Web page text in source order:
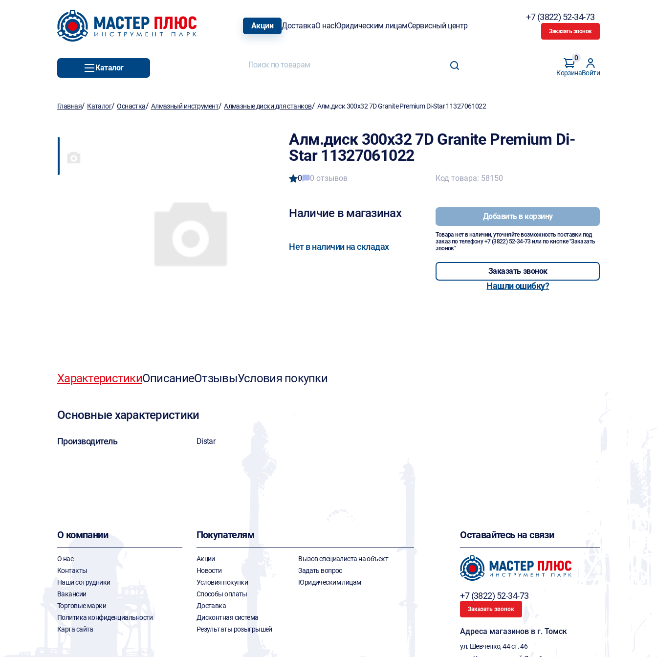
Акции ДоставкаО насЮридическим лицамСервисный центр
+7 (3822) 52-34-73
Заказать звонок
Каталог
Корзина
0
Войти
Главная/ Каталог/Оснастка/ Алмазный инструмент/Алмазные диски для станков/ Алм.диск 300х32 7D Granite Premium Di-Star 11327061022
Алм.диск 300х32 7D Granite Premium Di-
Star 11327061022
0 0 отзывов
Наличие в магазинах
Нет в наличии на складах
Код товара: 58150
Добавить в корзину
Товара нет в наличии, уточняйте возможность поставки под
заказ по телефону+7 (3822) 52-34-73 или по кнопке "Заказать
звонок"
Заказать звонок
Нашли ошибку?
ХарактеристикиОписаниеОтзывыУсловия покупки
Основные характеристики
Производитель Distar
О компании
О нас
Контакты
Наши сотрудники
Вакансии
Торговые марки
Политика конфиденциальности
Карта сайта
Покупателям
Акции
Новости
Условия покупки
Способы оплаты
Доставка
Дисконтная система
Результаты розыгрышей
Вызов специалиста на объект
Задать вопрос
Юридическим лицам
Оставайтесь на связи
+7 (3822) 52-34-73
Заказать звонок
Адреса магазинов в г. Томск
ул. Шевченко, 44 ст. 46